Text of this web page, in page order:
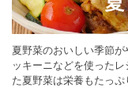
夏野菜のおいしい季節
ッキーニなどを使った
た夏野菜は栄養もたっ